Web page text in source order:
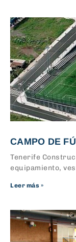
CAMPO DE
Tenerife
equipamiento,
Leer más »